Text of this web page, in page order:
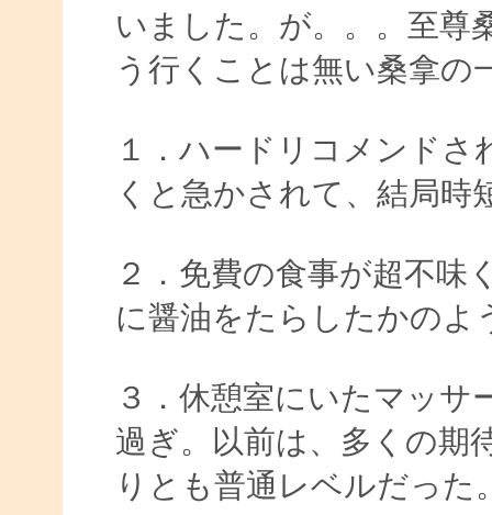
いました。が。。。至尊
う行くことは無い桑拿
１．ハードリコメンドさ
くと急かされて、結局時
２．免費の食事が超不味
に醤油をたらしたかのよ
３．休憩室にいたマッ
過ぎ。以前は、多くの期
りとも普通レベルだった